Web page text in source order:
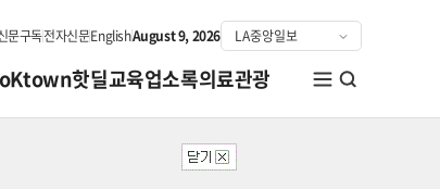
문구독전자신문EnglishAugust 9, 2026
핫딜교육업소록의료관광